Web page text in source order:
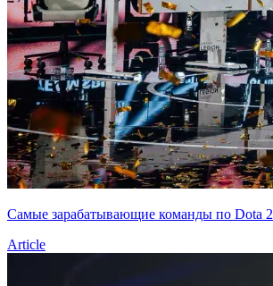
Самые зарабатывающие команды по Dota 2
Article